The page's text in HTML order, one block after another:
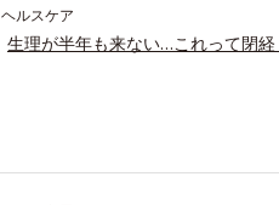
ヘルスケア
生理が半年も来ない…これって閉経